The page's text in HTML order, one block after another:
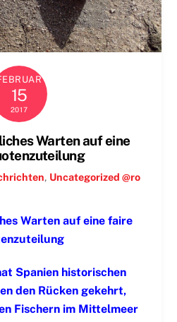
15
2017
Warten auf eine
, Uncategorized @ro
Warten auf eine faire
Spanien historischen
den Rücken gekehrt,
Fischern im Mittelmeer